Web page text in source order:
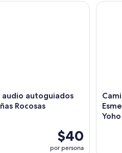
audio autoguiados
Rocosas
$40
por persona
autoguiados por las
Yoho